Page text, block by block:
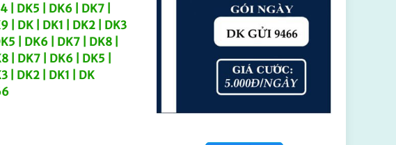
| DK5 | DK6 | DK7 |
| DK | DK1 | DK2 | DK3
| DK6 | DK7 | DK8 |
| DK7 | DK6 | DK5 |
| DK2 | DK1 | DK